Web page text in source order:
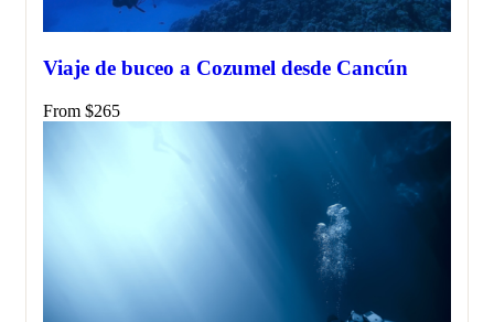
Viaje de buceo a Cozumel desde Cancún
From $265